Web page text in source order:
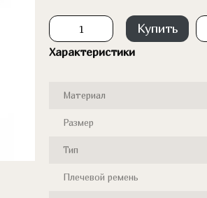
Купить
Характеристики
Материал
Размер
Тип
Плечевой ремень